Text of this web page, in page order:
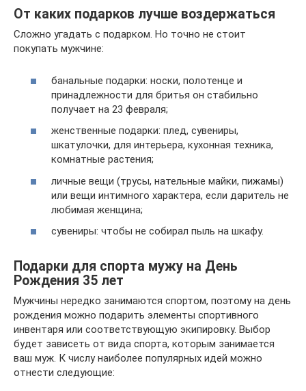
От каких подарков лучше воздержаться
Сложно угадать с подарком. Но точно не стоит
покупать мужчине:
банальные подарки: носки, полотенце и
принадлежности для бритья он стабильно
получает на 23 февраля;
женственные подарки: плед, сувениры,
шкатулочки, для интерьера, кухонная техника,
комнатные растения;
личные вещи (трусы, нательные майки, пижамы)
или вещи интимного характера, если даритель не
любимая женщина;
сувениры: чтобы не собирал пыль на шкафу.
Подарки для спорта мужу на День
Рождения 35 лет
Мужчины нередко занимаются спортом, поэтому на день
рождения можно подарить элементы спортивного
инвентаря или соответствующую экипировку. Выбор
будет зависеть от вида спорта, которым занимается
ваш муж. К числу наиболее популярных идей можно
отнести следующие: